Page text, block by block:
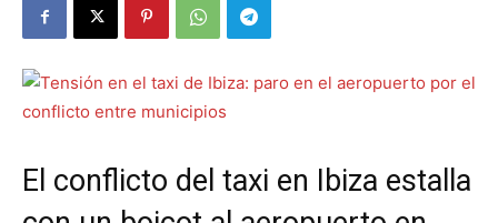
El conflicto del taxi en Ibiza estalla